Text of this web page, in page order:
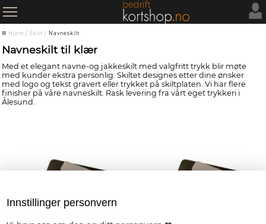
Hjem / Skilt / Navneskilt
Navneskilt til klær
Med et elegant navne-og jakkeskilt med valgfritt trykk blir møte
med kunder ekstra personlig. Skiltet designes etter dine ønsker
med logo og tekst gravert eller trykket på skiltplaten. Vi har flere
finisher på våre navneskilt. Rask levering fra vårt eget trykkeri i
Ålesund.
Innstillinger personvern